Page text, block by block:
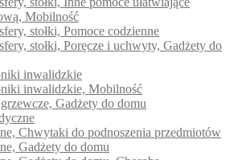
Mobilność
stołki, Pomoce codzienne
stołki, Poręcze i uchwyty, Gadżety do
inwalidzkie
inwalidzkie, Mobilność
Gadżety do domu
Chwytaki do podnoszenia przedmiotów
Gadżety do domu